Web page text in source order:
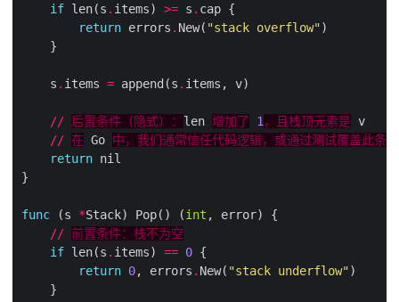
if len(s . items) >= s .
return errors . New( "stack overflow"
    s
. items = append(s .
// 后置条件（隐式）： len 增加了 1 ，且栈顶元素是
// 在 Go 中，我们通常信任代码逻辑，或通过测试覆盖此条件
return
func (s *Stack) Pop() (int
// 前置条件：栈不为空
if len(s . items) == 0
return 0, errors . New( "stack underflow"